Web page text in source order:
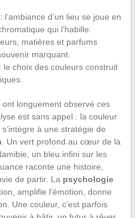
: l’ambiance d’un lieu se joue en
qui l’habille.
matières et parfums
marquant.
: le choix des couleurs construit
longuement observé ces
est sans appel : la couleur
à une stratégie de
. Un vert profond au cœur de la
un bleu infini sur les
raconte une histoire,
de partir. La psychologie
amplifie l’émotion, donne
Une couleur, c’est parfois